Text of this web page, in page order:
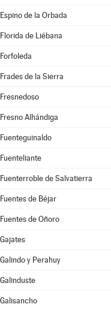
Espino de la Orbada
Florida de Liébana
Forfoleda
Frades de la Sierra
Fresnedoso
Fresno Alhándiga
Fuenteguinaldo
Fuenteliante
Fuenterroble de Salvatierra
Fuentes de Béjar
Fuentes de Oñoro
Gajates
Galindo y Perahuy
Galinduste
Galisancho